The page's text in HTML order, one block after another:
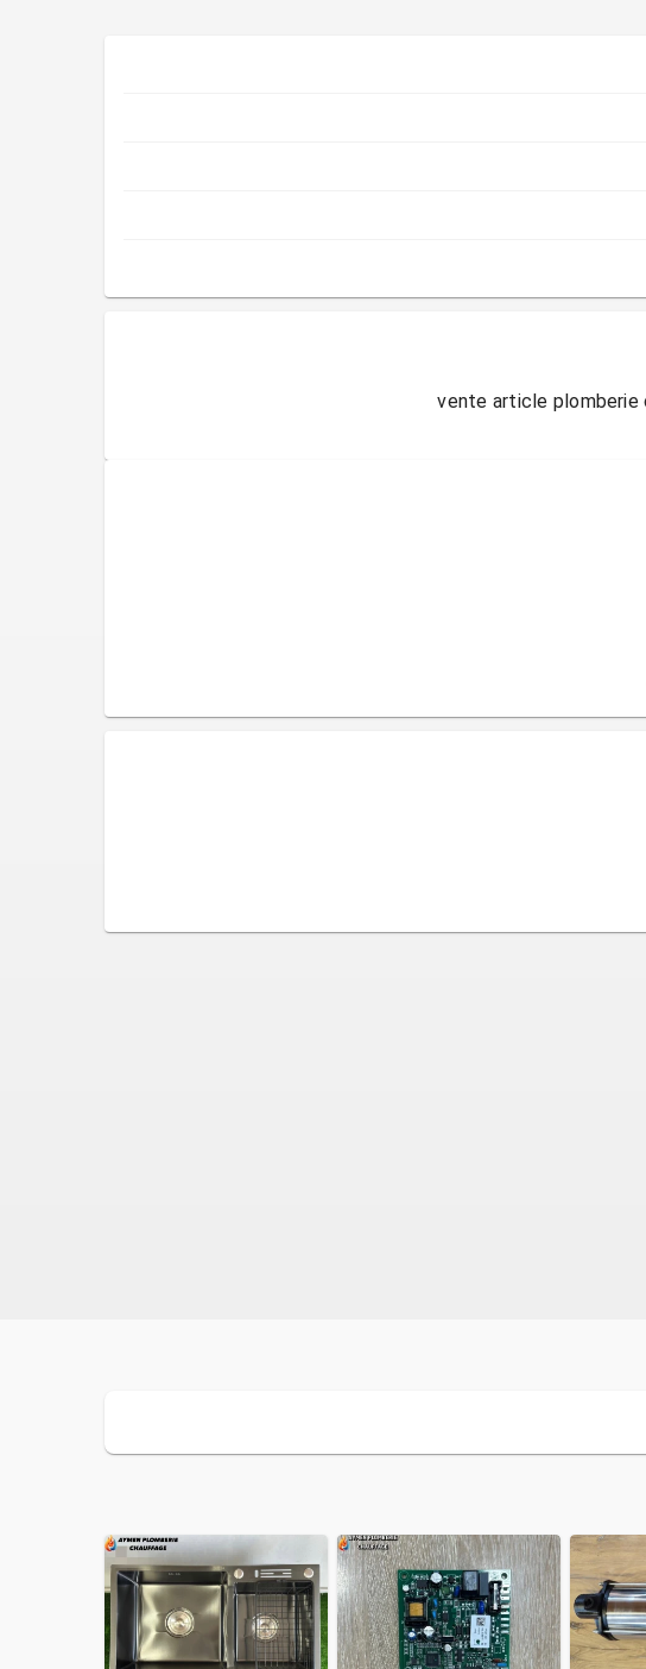
vente article plomberie chauffage et article sanitaire . chaudière - radiateur - robinetterie - pièce de rechange chaudière